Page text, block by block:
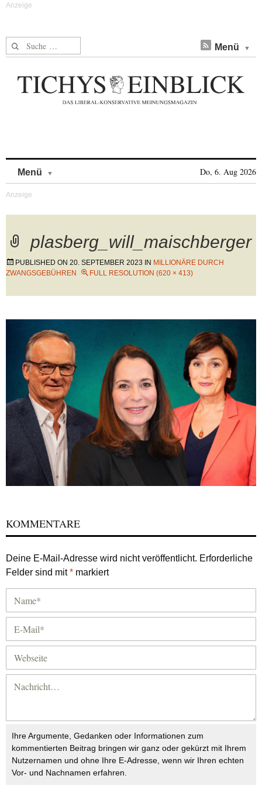
Suche nach: Menü
Menü Do, 6. Aug 2026
plasberg_will_maischberger
PUBLISHED ON 20. SEPTEMBER 2023 IN MILLIONÄRE DURCH
ZWANGSGEBÜHREN
FULL RESOLUTION (620 × 413)
KOMMENTARE
Deine E-Mail-Adresse wird nicht veröffentlicht. Erforderliche
Felder sind mit* markiert
Ihre Argumente, Gedanken oder Informationen zum
kommentierten Beitrag bringen wir ganz oder gekürzt mit Ihrem
Nutzernamen und ohne Ihre E-Adresse, wenn wir Ihren echten
Vor- und Nachnamen erfahren.